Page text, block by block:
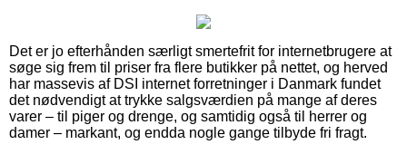
Det er jo efterhånden særligt smertefrit for internetbrugere at
søge sig frem til priser fra flere butikker på nettet, og herved
har massevis af DSI internet forretninger i Danmark fundet
det nødvendigt at trykke salgsværdien på mange af deres
varer – til piger og drenge, og samtidig også til herrer og
damer – markant, og endda nogle gange tilbyde fri fragt.